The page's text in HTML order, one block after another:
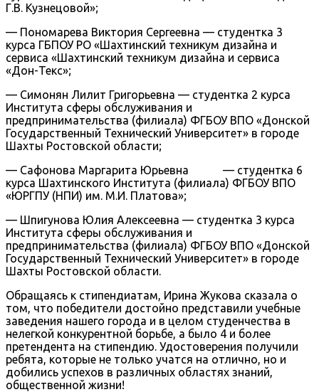
Г.В. Кузнецовой»;
— Пономарева Виктория Сергеевна — студентка 3
курса ГБПОУ РО «Шахтинский техникум дизайна и
сервиса «Шахтинский техникум дизайна и сервиса
«Дон-Текс»;
— Симонян Лилит Григорьевна — студентка 2 курса
Института сферы обслуживания и
предпринимательства (филиала) ФГБОУ ВПО «Донской
Государственный Технический Университет» в городе
Шахты Ростовской области;
— Сафонова Маргарита Юрьевна — студентка 6
курса Шахтинского Института (филиала) ФГБОУ ВПО
«ЮРГПУ (НПИ) им. М.И. Платова»;
— Шпигунова Юлия Алексеевна — студентка 3 курса
Института сферы обслуживания и
предпринимательства (филиала) ФГБОУ ВПО «Донской
Государственный Технический Университет» в городе
Шахты Ростовской области.
Обращаясь к стипендиатам, Ирина Жукова сказала о
том, что победители достойно представили учебные
заведения нашего города и в целом студенчества в
нелегкой конкурентной борьбе, а было 4 и более
претендента на стипендию. Удостоверения получили
ребята, которые не только учатся на отлично, но и
добились успехов в различных областях знаний,
общественной жизни!